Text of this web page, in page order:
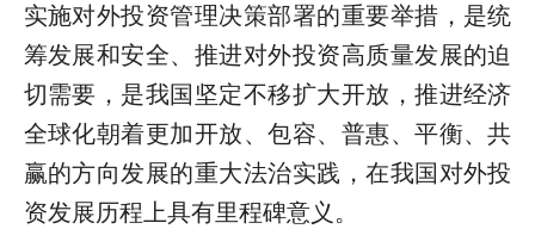
实施对外投资管理决策部署的重要举措，是统
筹发展和安全、推进对外投资高质量发展的迫
切需要，是我国坚定不移扩大开放，推进经济
全球化朝着更加开放、包容、普惠、平衡、共
赢的方向发展的重大法治实践，在我国对外投
资发展历程上具有里程碑意义。